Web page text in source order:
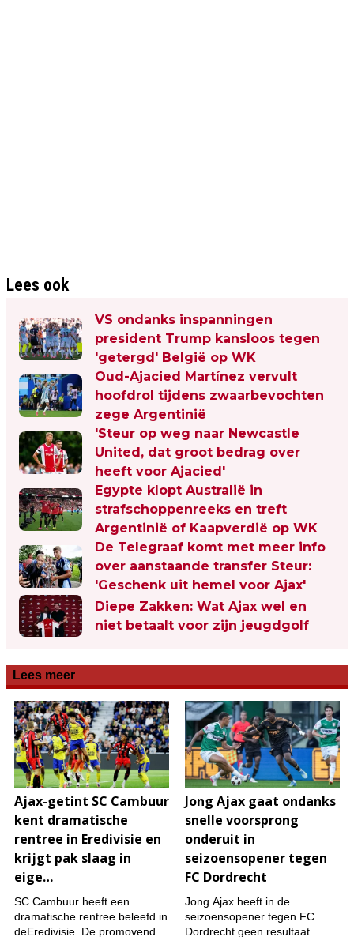
Lees ook
VS ondanks inspanningen
president Trump kansloos tegen
'getergd' België op WK
Oud-Ajacied Martínez vervult
hoofdrol tijdens zwaarbevochten
zege Argentinië
'Steur op weg naar Newcastle
United, dat groot bedrag over
heeft voor Ajacied'
Egypte klopt Australië in
strafschoppenreeks en treft
Argentinië of Kaapverdië op WK
De Telegraaf komt met meer info
over aanstaande transfer Steur:
'Geschenk uit hemel voor Ajax'
Diepe Zakken: Wat Ajax wel en
niet betaalt voor zijn jeugdgolf